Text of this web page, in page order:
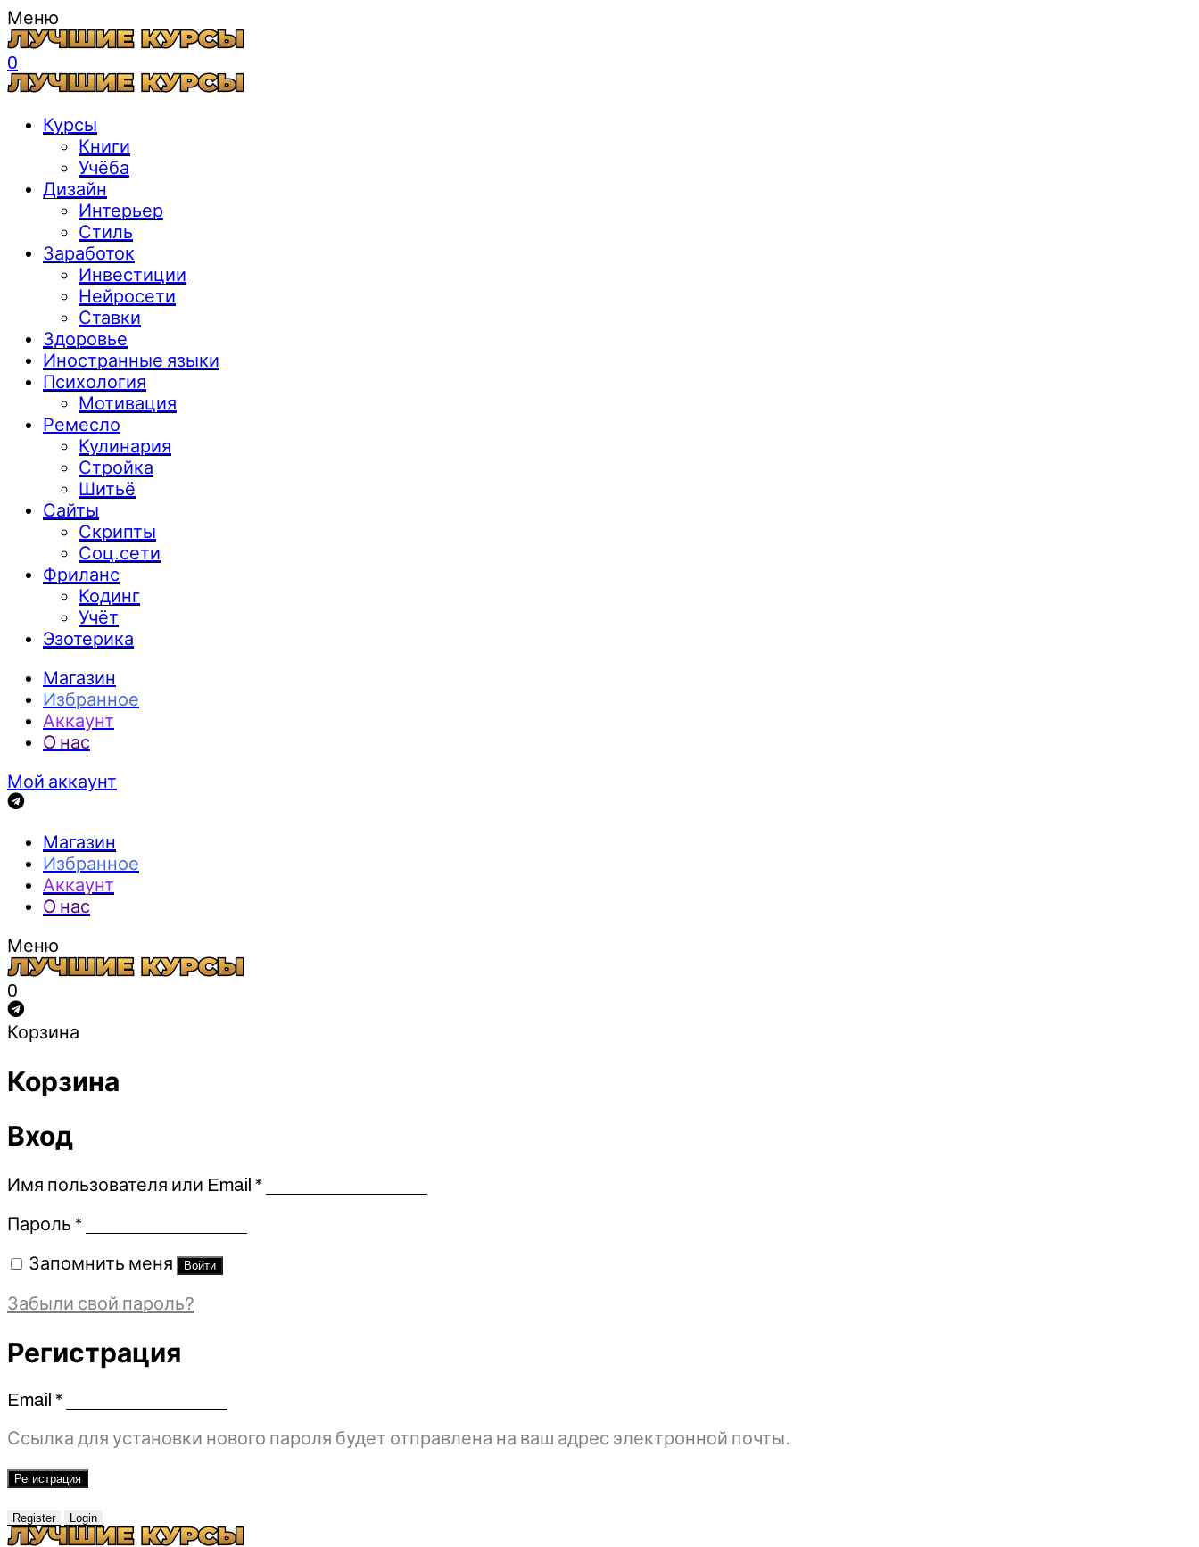
Меню
0
Курсы
Книги
Учёба
Дизайн
Интерьер
Стиль
Заработок
Инвестиции
Нейросети
Ставки
Здоровье
Иностранные языки
Психология
Мотивация
Ремесло
Кулинария
Стройка
Шитьё
Сайты
Скрипты
Соц.сети
Фриланс
Кодинг
Учёт
Эзотерика
Магазин
Избранное
Аккаунт
О нас
Мой аккаунт
Магазин
Избранное
Аккаунт
О нас
Меню
0
Корзина
Корзина
Вход
Имя пользователя или Email *Обязательно
Пароль *Обязательно
Запомнить меня Войти
Забыли свой пароль?
Регистрация
Email *Обязательно
Ссылка для установки нового пароля будет отправлена ​​на ваш адрес электронной почты.
Регистрация
Register Login